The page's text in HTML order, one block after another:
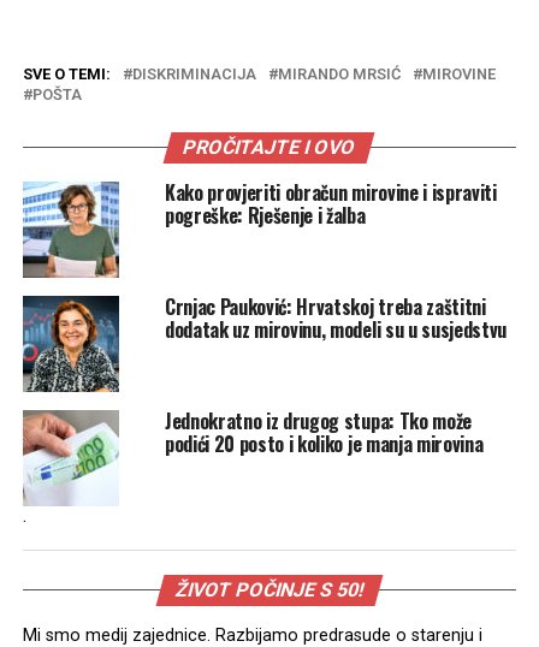
SVE O TEMI: DISKRIMINACIJA MIRANDO MRSIĆ
MIROVINE
POŠTA
PROČITAJTE I OVO
Kako provjeriti obračun mirovine i ispraviti
pogreške: Rješenje i žalba
Crnjac Pauković: Hrvatskoj treba zaštitni
dodatak uz mirovinu, modeli su u susjedstvu
Jednokratno iz drugog stupa: Tko može
podići 20 posto i koliko je manja mirovina
.
ŽIVOT POČINJE S 50!
Mi smo medij zajednice. Razbijamo predrasude o starenju i